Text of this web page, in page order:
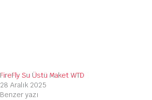
FireFly Su Üstü Maket WTD
28 Aralık 2025
Benzer yazı